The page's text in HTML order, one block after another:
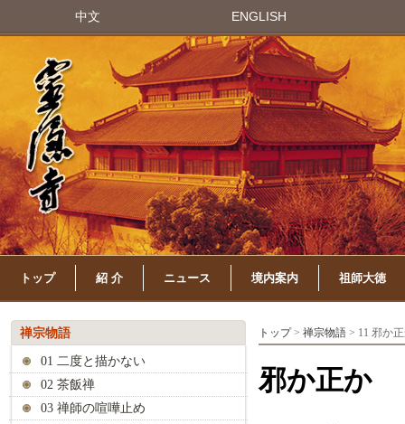
中文 ENGLISH
トップ 紹 介 ニュース 境内案内 祖師大徳
禅宗物語
01 二度と描かない
02 茶飯禅
03 禅師の喧嘩止め
トップ> 禅宗物語 > 11 邪か
邪か正か